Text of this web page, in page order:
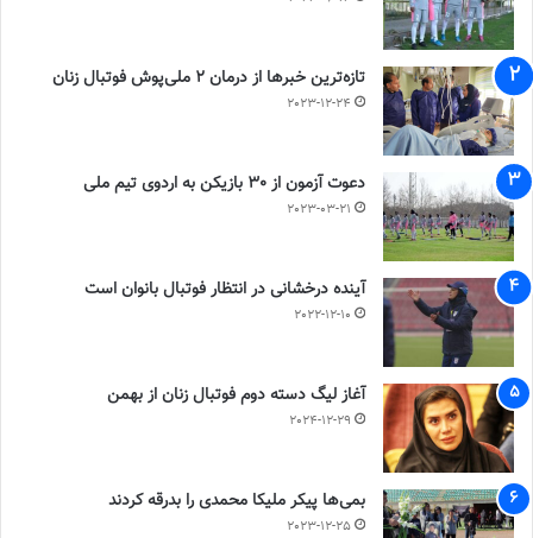
تازه‌ترین خبرها از درمان ۲ ملی‌پوش فوتبال زنان
2023-12-24
دعوت آزمون از 30 بازیکن به اردوی تیم ملی
2023-03-21
آینده درخشانی در انتظار فوتبال بانوان است
2022-12-10
آغاز لیگ دسته دوم فوتبال زنان از بهمن
2024-12-29
بمی‌ها پیکر ملیکا محمدی را بدرقه کردند
2023-12-25